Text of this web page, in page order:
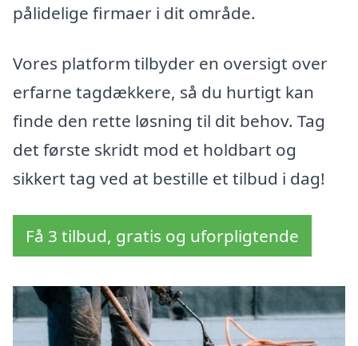
pålidelige firmaer i dit område.
Vores platform tilbyder en oversigt over
erfarne tagdækkere, så du hurtigt kan
finde den rette løsning til dit behov. Tag
det første skridt mod et holdbart og
sikkert tag ved at bestille et tilbud i dag!
Få 3 tilbud, gratis og uforpligtende